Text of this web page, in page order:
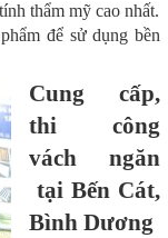
thẩm mỹ cao nhất.
để sử dụng bền
Cung cấp,
thi công
vách ngăn
tại Bến Cát,
Bình Dương